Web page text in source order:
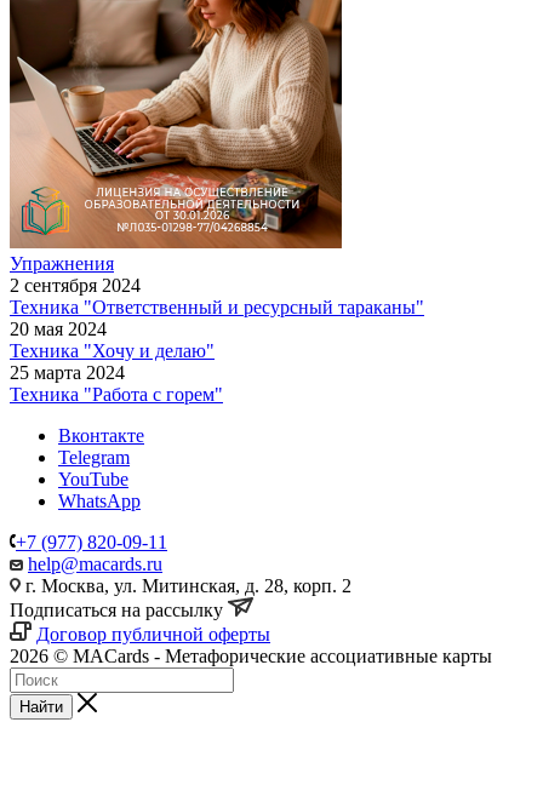
Упражнения
2 сентября 2024
Техника "Ответственный и ресурсный тараканы"
20 мая 2024
Техника "Хочу и делаю"
25 марта 2024
Техника "Работа с горем"
Вконтакте
Telegram
YouTube
WhatsApp
+7 (977) 820-09-11
help@macards.ru
г. Москва, ул. Митинская, д. 28, корп. 2
Подписаться на рассылку
Договор публичной оферты
2026 © MACards - Метафорические ассоциативные карты
Найти